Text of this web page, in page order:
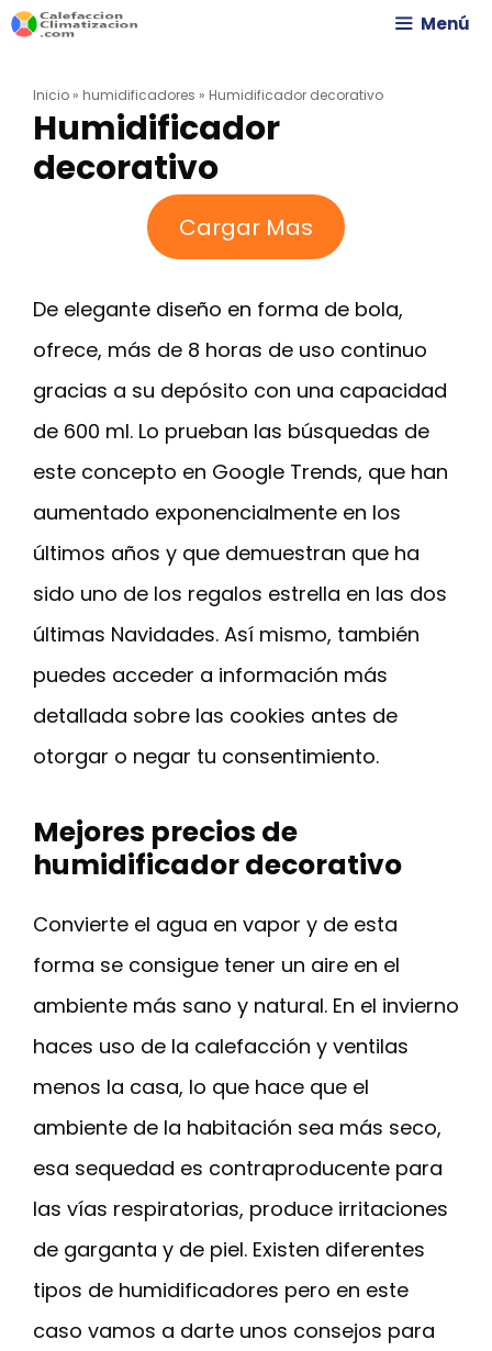
Saltar
contenido
Menú
Inicio » humidificadores » Humidificador decorativo
Humidificador
decorativo
Cargar Mas
De elegante diseño en forma de bola,
ofrece, más de 8 horas de uso continuo
gracias a su depósito con una capacidad
de 600 ml. Lo prueban las búsquedas de
este concepto en Google Trends, que han
aumentado exponencialmente en los
últimos años y que demuestran que ha
sido uno de los regalos estrella en las dos
últimas Navidades. Así mismo, también
puedes acceder a información más
detallada sobre las cookies antes de
otorgar o negar tu consentimiento.
Mejores precios de
humidificador decorativo
Convierte el agua en vapor y de esta
forma se consigue tener un aire en el
ambiente más sano y natural. En el invierno
haces uso de la calefacción y ventilas
menos la casa, lo que hace que el
ambiente de la habitación sea más seco,
esa sequedad es contraproducente para
las vías respiratorias, produce irritaciones
de garganta y de piel. Existen diferentes
tipos de humidificadores pero en este
caso vamos a darte unos consejos para